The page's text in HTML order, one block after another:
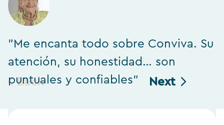
Back
"Me encanta todo sobre Conviva. Su
atención, su honestidad… son
puntuales y confiables"
Next